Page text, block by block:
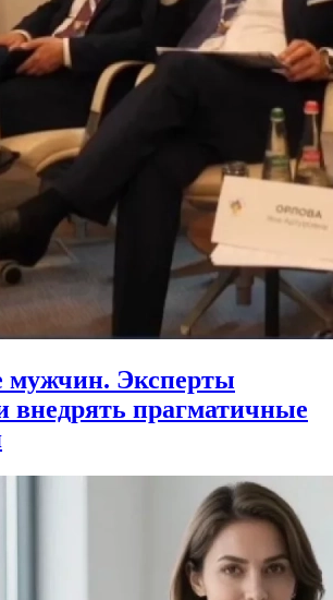
мужчин. Эксперты
внедрять прагматичные